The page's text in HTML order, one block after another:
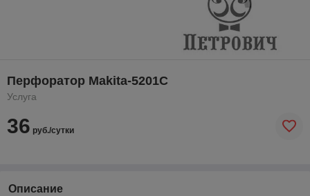
Перфоратор Makita-5201C
Услуга
36 руб./сутки
Описание